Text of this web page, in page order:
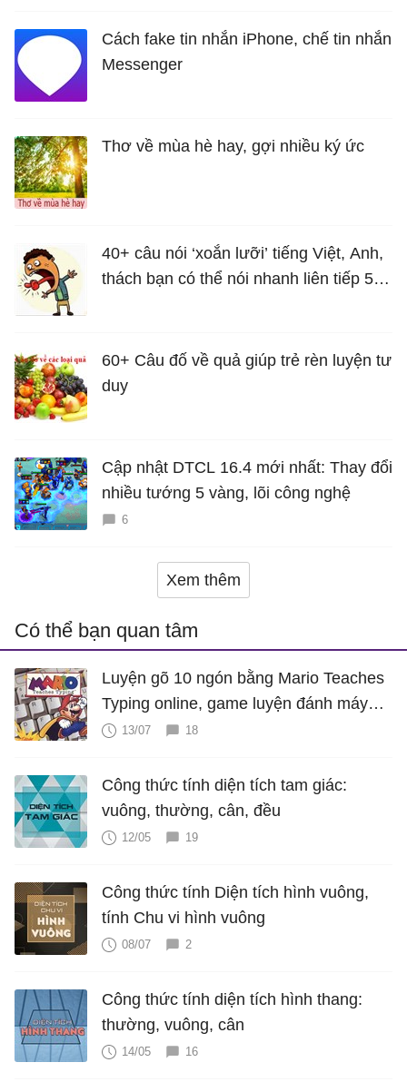
Cách fake tin nhắn iPhone, chế tin nhắn
Messenger
Thơ về mùa hè hay, gợi nhiều ký ức
40+ câu nói ‘xoắn lưỡi’ tiếng Việt, Anh,
thách bạn có thể nói nhanh liên tiếp 5
60+ Câu đố về quả giúp trẻ rèn luyện tư
duy
Cập nhật DTCL 16.4 mới nhất: Thay đổi
nhiều tướng 5 vàng, lõi công nghệ
6
Xem thêm
Có thể bạn quan tâm
Luyện gõ 10 ngón bằng Mario Teaches
Typing online, game luyện đánh máy
cực hấp dẫn
13/07 18
Công thức tính diện tích tam giác:
vuông, thường, cân, đều
12/05 19
Công thức tính Diện tích hình vuông,
tính Chu vi hình vuông
08/07 2
Công thức tính diện tích hình thang:
thường, vuông, cân
14/05 16